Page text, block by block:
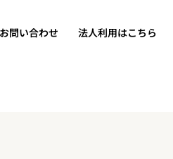
お問い合わせ 法人利用はこちら